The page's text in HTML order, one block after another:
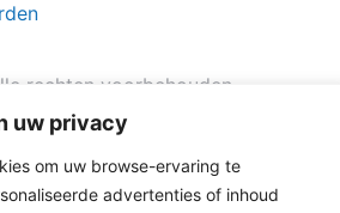
uw privacy
om uw browse-ervaring te
advertenties of inhoud
rechten voorbehouden.